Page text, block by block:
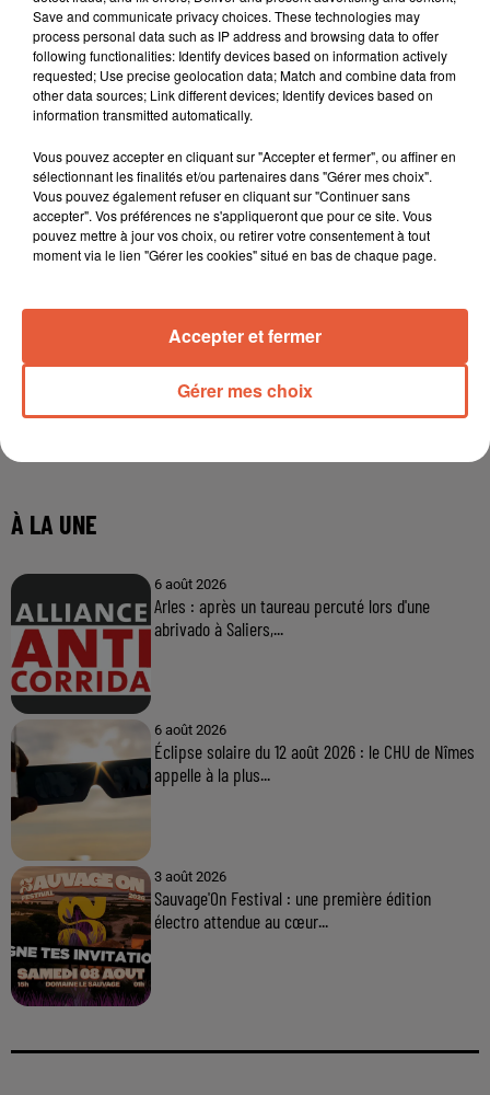
À LA UNE
6 août 2026
Arles : après un taureau percuté lors d'une
abrivado à Saliers,...
6 août 2026
Éclipse solaire du 12 août 2026 : le CHU de Nîmes
appelle à la plus...
3 août 2026
Sauvage'On Festival : une première édition
électro attendue au cœur...
Save and communicate privacy choices. These technologies may
process personal data such as IP address and browsing data to offer
following functionalities: Identify devices based on information actively
requested; Use precise geolocation data; Match and combine data from
other data sources; Link different devices; Identify devices based on
information transmitted automatically.
Vous pouvez accepter en cliquant sur "Accepter et fermer", ou affiner en
sélectionnant les finalités et/ou partenaires dans "Gérer mes choix".
Vous pouvez également refuser en cliquant sur "Continuer sans
accepter". Vos préférences ne s'appliqueront que pour ce site. Vous
pouvez mettre à jour vos choix, ou retirer votre consentement à tout
moment via le lien "Gérer les cookies" situé en bas de chaque page.
Gérer mes choix
Accepter et fermer